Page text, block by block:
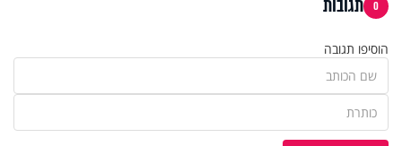
0 תגובות
הוסיפו תגובה